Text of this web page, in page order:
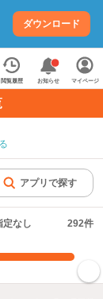
ダウンロード
閲覧履歴 お知らせ マイページ
アプリで探す
定なし 292件